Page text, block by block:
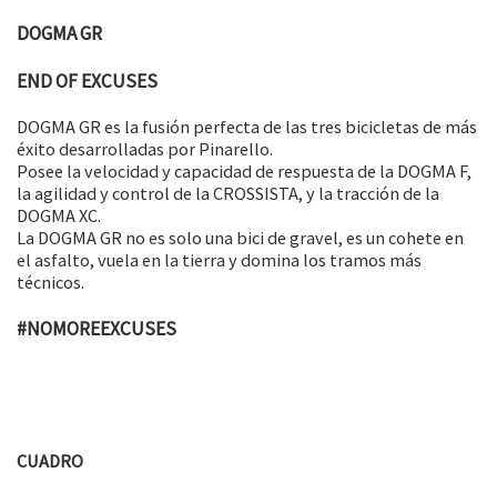
DOGMA GR
END OF EXCUSES
DOGMA GR es la fusión perfecta de las tres bicicletas de más
éxito desarrolladas por Pinarello.
Posee la velocidad y capacidad de respuesta de la DOGMA F,
la agilidad y control de la CROSSISTA, y la tracción de la
DOGMA XC.
La DOGMA GR no es solo una bici de gravel, es un cohete en
el asfalto, vuela en la tierra y domina los tramos más
técnicos.
#NOMOREEXCUSES
CUADRO